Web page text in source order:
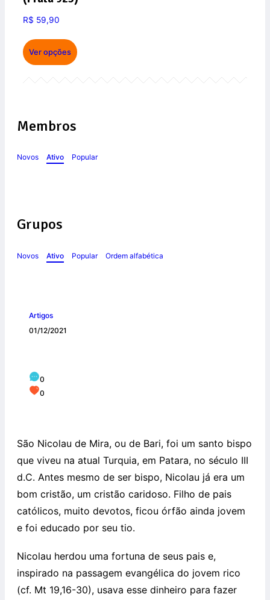
R$ 59,90
Ver opções
Membros
Novos Ativo Popular
Grupos
Novos Ativo Popular Ordem alfabética
Artigos
01/12/2021
0
0
São Nicolau de Mira, ou de Bari, foi um santo bispo
que viveu na atual Turquia, em Patara, no século III
d.C. Antes mesmo de ser bispo, Nicolau já era um
bom cristão, um cristão caridoso. Filho de pais
católicos, muito devotos, ficou órfão ainda jovem
e foi educado por seu tio.
Nicolau herdou uma fortuna de seus pais e,
inspirado na passagem evangélica do jovem rico
(cf. Mt 19,16-30), usava esse dinheiro para fazer